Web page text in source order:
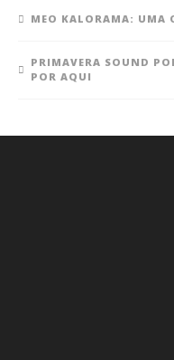
MEO KALORAMA: UMA
PRIMAVERA SOUND
POR AQUI